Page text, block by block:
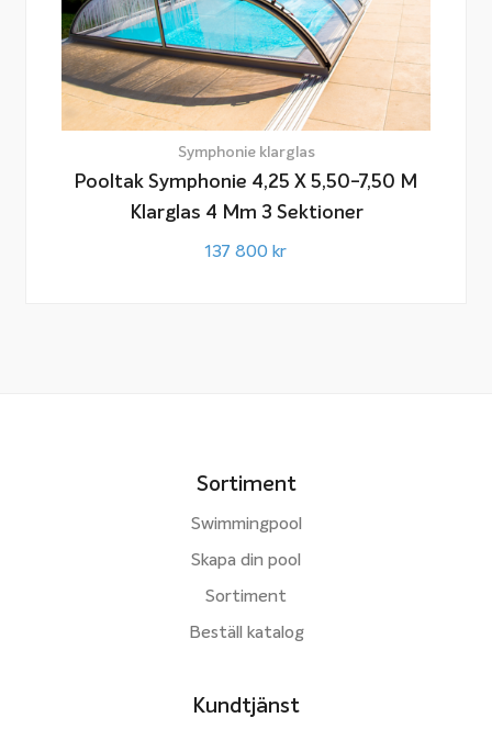
Symphonie klarglas
Pooltak Symphonie 4,25 X 5,50-7,50 M
Klarglas 4 Mm 3 Sektioner
137 800 kr
Sortiment
Swimmingpool
Skapa din pool
Sortiment
Beställ katalog
Kundtjänst